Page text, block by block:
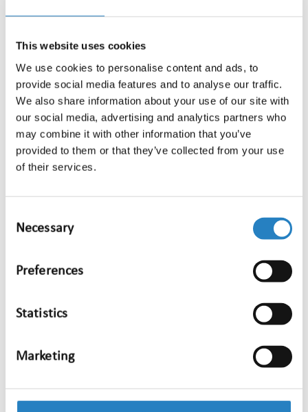
This website uses cookies
We use cookies to personalise content and ads, to
provide social media features and to analyse our traffic.
We also share information about your use of our site with
our social media, advertising and analytics partners who
may combine it with other information that you’ve
provided to them or that they’ve collected from your use
of their services.
Selection
Necessary
Preferences
Statistics
Marketing
Sport is echt wel een rode draad in mijn leven. Of
sportschool, daar haal ik veel energie uit. En
misschien niet heel verrassend: ik hou ook van
gezelligheid. Of dat nou met vrienden is of
collega’s, ik ben altijd wel in voor een goed
gesprek (of een goede grap).
Hoe kijk je naar de toekomst?
ontwikkelingen en bijvoorbeeld de opkomst van
AI, dan zie ik veel kansen maar ook uitdagingen. Ik
hoop vooral dat we met z’n allen blijven
volgende generatie. Klinkt misschien een beetje
Persoonlijk wil ik me blijven ontwikkelen in mijn
rol en nog beter worden in het adviseren van
klanten. En daarnaast? Gewoon blijven genieten